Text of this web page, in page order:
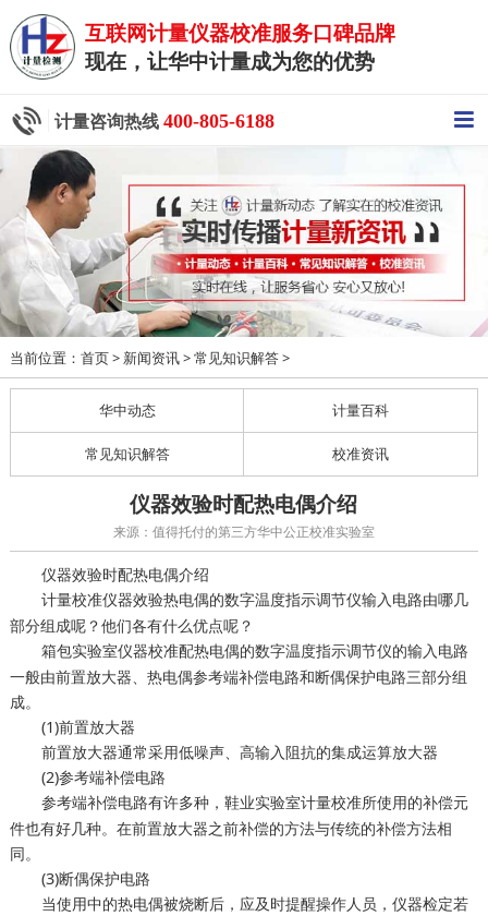
互联网计量仪器校准服务口碑品牌
现在，让华中计量成为您的优势
计量咨询热线 400-805-6188
当前位置： 首页> 新闻资讯> 常见知识解答>
华中动态 计量百科
常见知识解答 校准资讯
仪器效验时配热电偶介绍
来源：值得托付的第三方华中公正校准实验室
仪器效验时配热电偶介绍
计量校准仪器效验热电偶的数字温度指示调节仪输入电路由哪几
部分组成呢？他们各有什么优点呢？
箱包实验室仪器校准配热电偶的数字温度指示调节仪的输入电路
一般由前置放大器、热电偶参考端补偿电路和断偶保护电路三部分组
成。
(1)前置放大器
前置放大器通常采用低噪声、高输入阻抗的集成运算放大器
(2)参考端补偿电路
参考端补偿电路有许多种， 鞋业实验室计量校准所使用的补偿元
件也有好几种。在前置放大器之前补偿的方法与传统的补偿方法相
同。
(3)断偶保护电路
当使用中的热电偶被烧断后，应及时提醒操作人员， 仪器检定若